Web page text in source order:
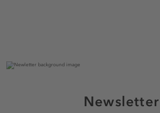
Newsletter